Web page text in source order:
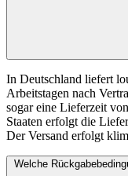
In Deutschland liefert
Arbeitstagen nach
sogar eine Lieferzeit
Staaten erfolgt die
Der Versand erfolgt
Welche